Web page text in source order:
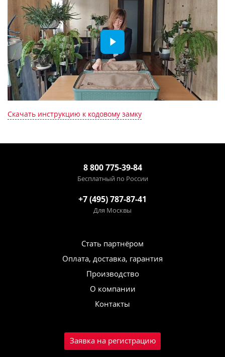
Скачать инструкцию к кодовому замку
8 800 775-39-84
Бесплатный по России
+7 (495) 787-87-41
Для Москвы
Стать партнёром
Оплата, доставка, гарантия
Производство
О компании
Контакты
Заявка на регистрацию